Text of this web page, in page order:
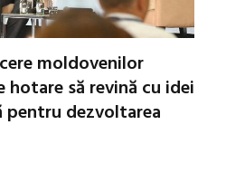
moldovenilor
hotare să revină cu idei
pentru dezvoltarea